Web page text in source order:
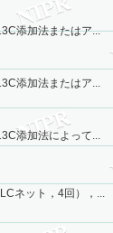
添加法またはア...
添加法またはア...
添加法によって...
ネット，4回），...